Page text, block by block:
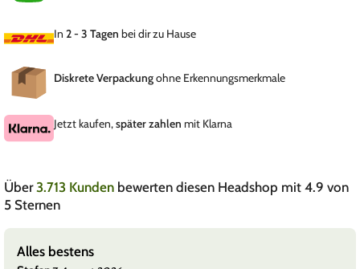
In 2 - 3 Tagen bei dir zu Hause
Diskrete Verpackungohne Erkennungsmerkmale
Jetzt kaufen,später zahlen mit Klarna
Über3.713 Kunden bewerten diesen Headshop mit 4.9 von
5 Sternen